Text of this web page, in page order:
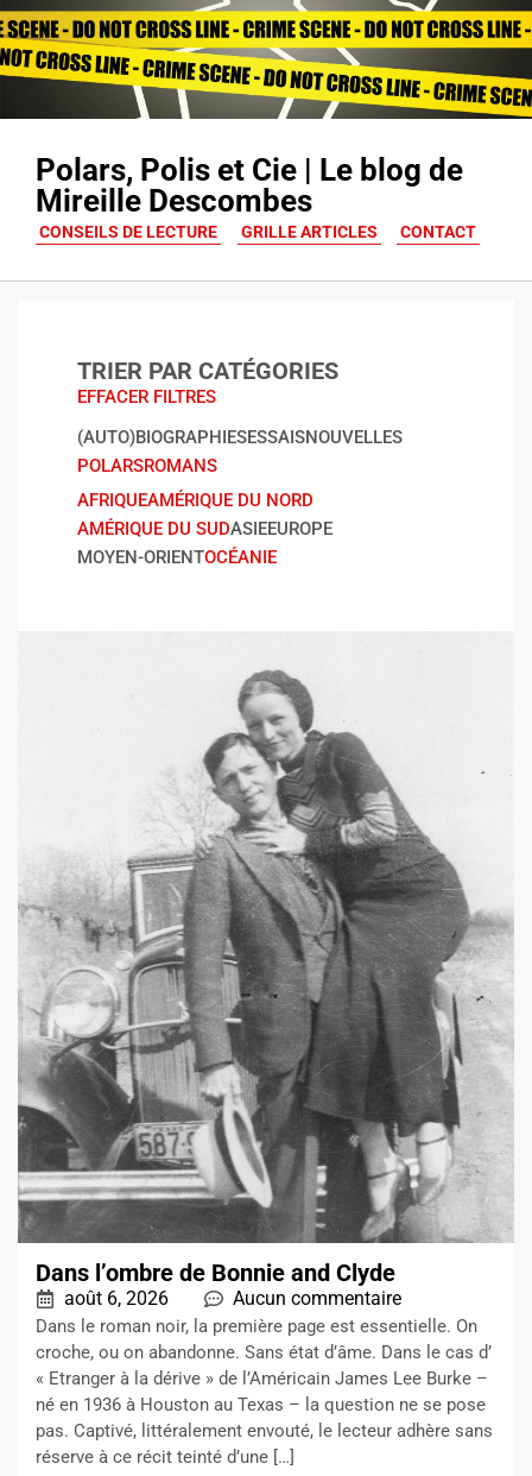
Polars, Polis et Cie | Le blog de
Mireille Descombes
CONSEILS DE LECTURE GRILLE ARTICLES CONTACT
TRIER PAR CATÉGORIES
EFFACER FILTRES
(AUTO)BIOGRAPHIESESSAISNOUVELLES
POLARSROMANS
AFRIQUEAMÉRIQUE DU NORD
AMÉRIQUE DU SUDASIEEUROPE
MOYEN-ORIENTOCÉANIE
Dans l’ombre de Bonnie and Clyde
août 6, 2026 Aucun commentaire
Dans le roman noir, la première page est essentielle. On
croche, ou on abandonne. Sans état d’âme. Dans le cas d’
« Etranger à la dérive » de l’Américain James Lee Burke –
né en 1936 à Houston au Texas – la question ne se pose
pas. Captivé, littéralement envouté, le lecteur adhère sans
réserve à ce récit teinté d’une […]